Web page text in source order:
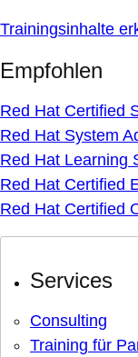
Trainingsinhalte
Empfohlen
Red Hat Certified
Red Hat System
Red Hat Learning
Red Hat Certified
Red Hat Certified
Services
Consulting
Training für